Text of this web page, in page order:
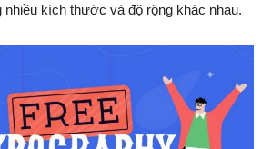
kích thước và độ rộng khác nhau.